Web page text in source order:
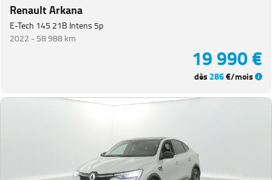
Renault Arkana
E-Tech 145 21B Intens 5p
2022 -58 988 km
19 990 €
dès 286€/mois